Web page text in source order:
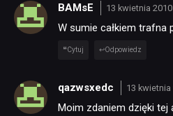
BAMsE 13 kwietnia
W sumie całkiem trafna
Cytuj Odpowiedz
qazwsxedc 13 kwietnia
Moim zdaniem dzięki